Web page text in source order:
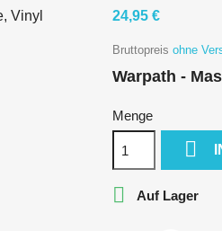
24,95 €
Bruttopreis ohne
Warpath -
Menge

 Auf Lager